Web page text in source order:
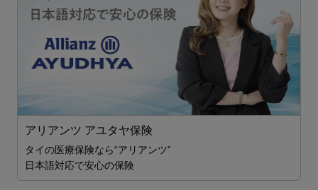
アリアンツ アユタヤ保険
タイの医療保険なら“アリアンツ”
日本語対応で安心の保険